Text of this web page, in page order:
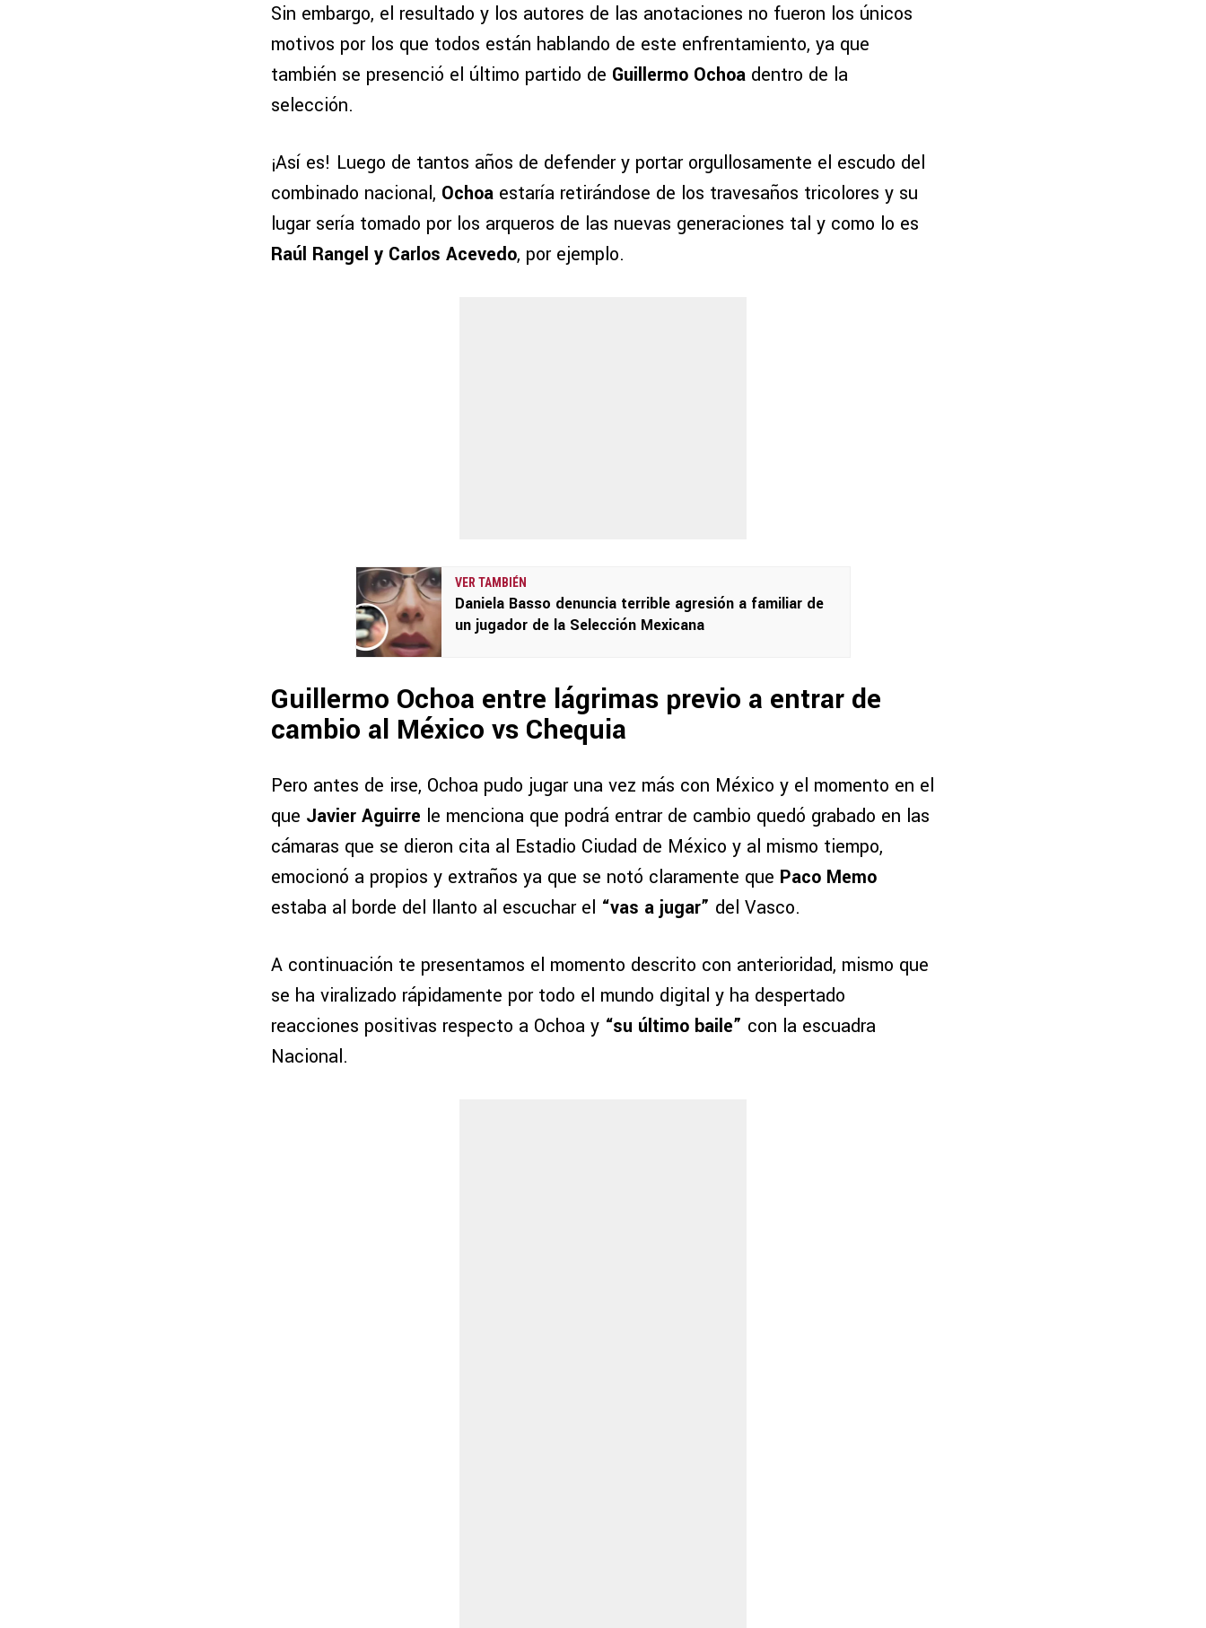
Sin embargo, el resultado y los autores de las anotaciones no fueron los únicos
motivos por los que todos están hablando de este enfrentamiento, ya que
también se presenció el último partido de Guillermo Ochoa dentro de la
selección.
¡Así es! Luego de tantos años de defender y portar orgullosamente el escudo del
combinado nacional, Ochoa estaría retirándose de los travesaños tricolores y su
lugar sería tomado por los arqueros de las nuevas generaciones tal y como lo es
Raúl Rangel y Carlos Acevedo, por ejemplo.
VER TAMBIÉN
Daniela Basso denuncia terrible agresión a familiar de
un jugador de la Selección Mexicana
Guillermo Ochoa entre lágrimas previo a entrar de
cambio al México vs Chequia
Pero antes de irse, Ochoa pudo jugar una vez más con México y el momento en el
que Javier Aguirre le menciona que podrá entrar de cambio quedó grabado en las
cámaras que se dieron cita al Estadio Ciudad de México y al mismo tiempo,
emocionó a propios y extraños ya que se notó claramente que Paco Memo
estaba al borde del llanto al escuchar el “vas a jugar” del Vasco.
A continuación te presentamos el momento descrito con anterioridad, mismo que
se ha viralizado rápidamente por todo el mundo digital y ha despertado
reacciones positivas respecto a Ochoa y “su último baile” con la escuadra
Nacional.